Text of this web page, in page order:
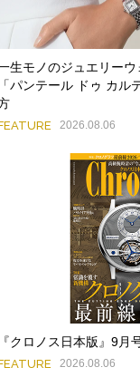
生モノのジュエリー
「パンテール ドゥ カル
2026.08.06
『クロノス日本版』9月
2026.08.06